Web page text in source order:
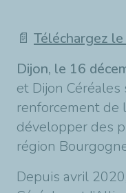
📄 Téléchargez
Dijon, le 16
et Dijon
renforcement de
développer des
région
Depuis avril